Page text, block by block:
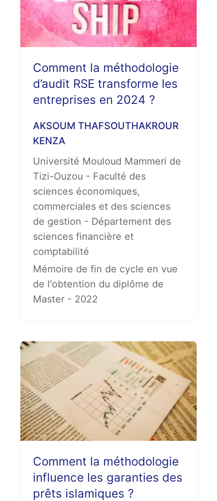
Comment la méthodologie
d’audit RSE transforme les
entreprises en 2024 ?
AKSOUM THAFSOUTHAKROUR
KENZA
Université Mouloud Mammeri de
Tizi-Ouzou - Faculté des
sciences économiques,
commerciales et des sciences
de gestion - Département des
sciences financière et
comptabilité
Mémoire de fin de cycle en vue
de l'obtention du diplôme de
Master - 2022
Comment la méthodologie
influence les garanties des
prêts islamiques ?